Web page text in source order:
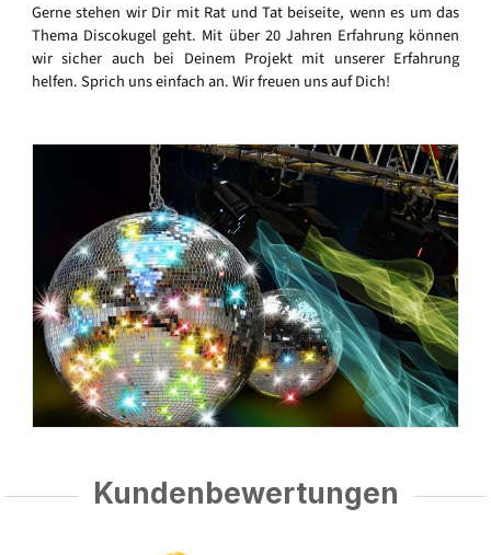
Gerne stehen wir Dir mit Rat und Tat beiseite, wenn es um das
Thema Discokugel geht. Mit über 20 Jahren Erfahrung können
wir sicher auch bei Deinem Projekt mit unserer Erfahrung
helfen. Sprich uns einfach an. Wir freuen uns auf Dich!
Kundenbewertungen